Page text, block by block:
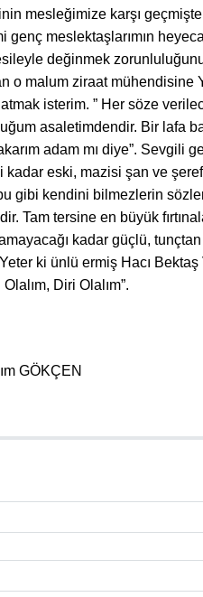
mesleğimize karşı
genç meslektaşlarımın
değinmek
o malum ziraat mühendisine
isterim. ” Her söze
asaletimdendir. Bir lafa
adam mı diye”. Sevgili
kadar eski, mazisi şan ve
gibi kendini bilmezlerin
Tam tersine en büyük
kadar güçlü,
ki ünlü ermiş Hacı Bektaş
Diri Olalım”.
GÖKÇEN